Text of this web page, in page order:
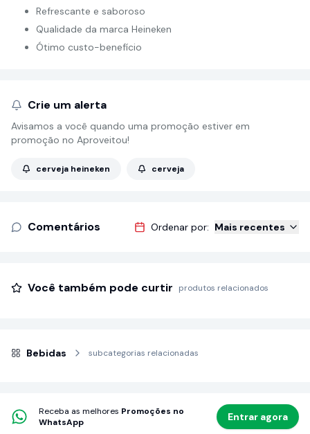
Refrescante e saboroso
Qualidade da marca Heineken
Ótimo custo-benefício
Crie um alerta
Avisamos a você quando uma promoção estiver em
promoção no Aproveitou!
cerveja heineken cerveja
Comentários Ordenar por: Mais recentes
Você também pode curtir produtos relacionados
Bebidas subcategorias relacionadas
Receba as melhores Promoções no
WhatsApp
Entrar agora